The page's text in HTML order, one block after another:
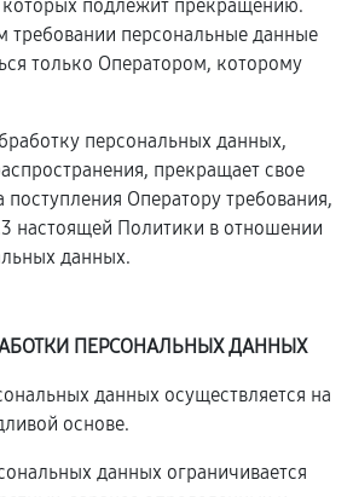
подлежит прекращению.
требовании персональные данные
только Оператором, которому
персональных данных,
прекращает свое
поступления Оператору требования,
настоящей Политики в отношении
данных.
ПЕРСОНАЛЬНЫХ ДАННЫХ
данных осуществляется на
основе.
данных ограничивается